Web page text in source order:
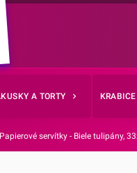
A TORTY
Papierové servítky - Biele tulipány,